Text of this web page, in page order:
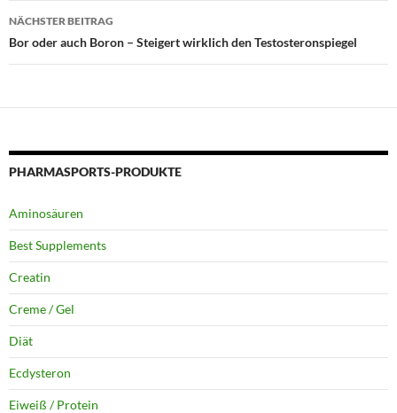
NÄCHSTER BEITRAG
Bor oder auch Boron – Steigert wirklich den Testosteronspiegel
PHARMASPORTS-PRODUKTE
Aminosäuren
Best Supplements
Creatin
Creme / Gel
Diät
Ecdysteron
Eiweiß / Protein